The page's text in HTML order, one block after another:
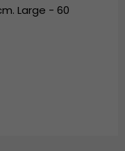
Large - 60